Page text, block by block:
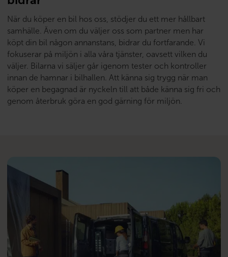
När du köper en bil hos oss, stödjer du ett mer hållbart
samhälle. Även om du väljer oss som partner men har
köpt din bil någon annanstans, bidrar du fortfarande. Vi
fokuserar på miljön i alla våra tjänster, oavsett vilken du
väljer. Bilarna vi säljer går igenom tester och kontroller
innan de hamnar i bilhallen. Att känna sig trygg när man
köper en begagnad är nyckeln till att både känna sig fri och
genom återbruk göra en god gärning för miljön.